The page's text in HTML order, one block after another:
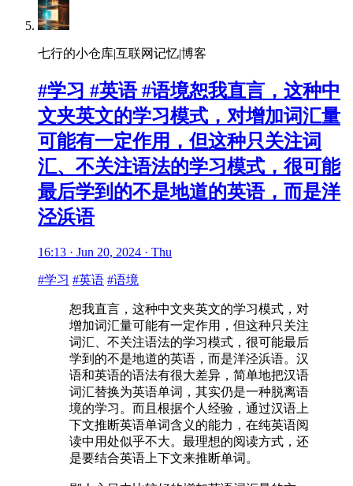
七行的小仓库|互联网记忆|博客
#学习 #英语 #语境恕我直言，这种中
文夹英文的学习模式，对增加词汇量
可能有一定作用，但这种只关注词
汇、不关注语法的学习模式，很可能
最后学到的不是地道的英语，而是洋
泾浜语
16:13 · Jun 20, 2024 · Thu
#学习 #英语 #语境
恕我直言，这种中文夹英文的学习模式，对
增加词汇量可能有一定作用，但这种只关注
词汇、不关注语法的学习模式，很可能最后
学到的不是地道的英语，而是洋泾浜语。汉
语和英语的语法有很大差异，简单地把汉语
词汇替换为英语单词，其实仍是一种脱离语
境的学习。而且根据个人经验，通过汉语上
下文推断英语单词含义的能力，在纯英语阅
读中用处似乎不大。最理想的阅读方式，还
是要结合英语上下文来推断单词。